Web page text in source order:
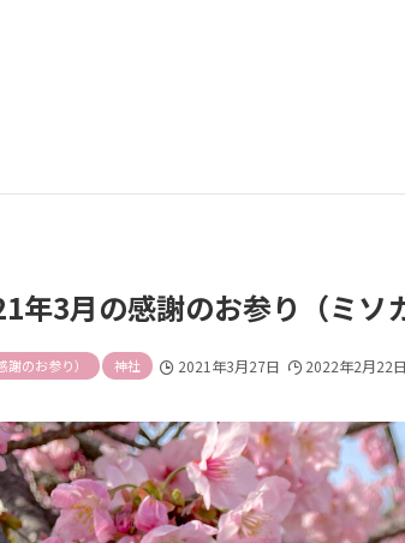
年3月の感謝のお参り（ミソ
のお参り） 神社 2021年3月27日 2022年2月22日